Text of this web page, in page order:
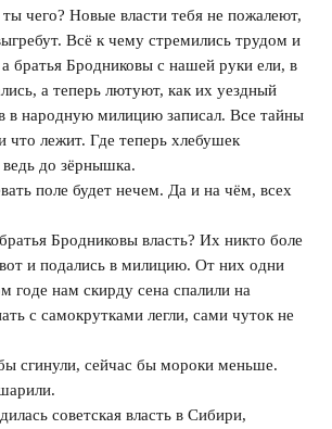
чего? Новые власти тебя не пожалеют,
Всё к чему стремились трудом и
братья Бродниковы с нашей руки ели, в
а теперь лютуют, как их уездный
в народную милицию записал. Все тайны
что лежит. Где теперь хлебушек
ведь до зёрнышка.
поле будет нечем. Да и на чём, всех
Бродниковы власть? Их никто боле
и подались в милицию. От них одни
годе нам скирду сена спалили на
с самокрутками легли, сами чуток не
сейчас бы мороки меньше.
советская власть в Сибири,